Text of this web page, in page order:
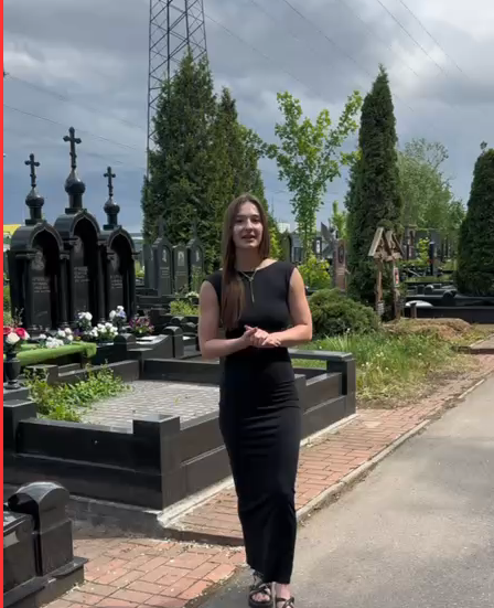
Мы онлайн
Написать нам
Задайте вопрос в мессенджере
Telegram
WhatsApp
VK
MAX